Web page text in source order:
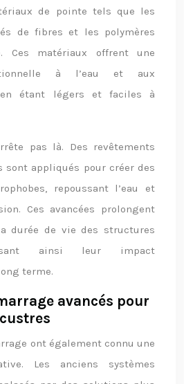
de pointe tels que les
de fibres et les polymères
Ces matériaux offrent une
à l’eau et aux
étant légers et faciles à
pas là. Des revêtements
sont appliqués pour créer des
repoussant l’eau et
Ces avancées prolongent
durée de vie des structures
ainsi leur impact
terme.
avancés pour
ont également connu une
Les anciens systèmes